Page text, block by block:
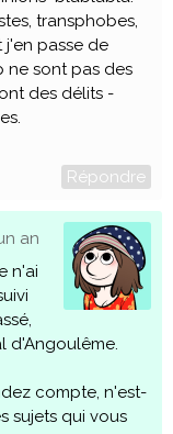
transphobes,
j'en passe de
ne sont pas des
des délits -
Répondre
an
n'ai
d'Angoulême.
compte, n'est-
sujets qui vous